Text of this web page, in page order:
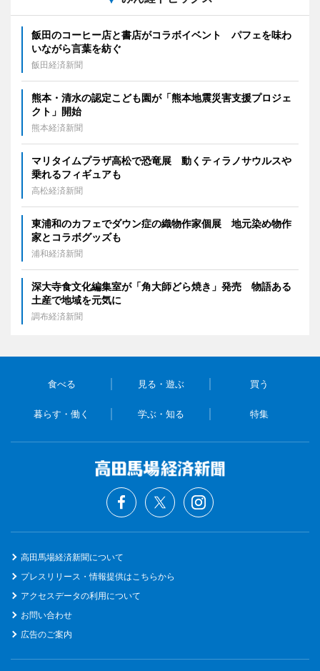
飯田のコーヒー店と書店がコラボイベント パフェを味わ
いながら言葉を紡ぐ
飯田経済新聞
熊本・清水の認定こども園が「熊本地震災害支援プロジェ
クト」開始
熊本経済新聞
マリタイムプラザ高松で恐竜展 動くティラノサウルスや
乗れるフィギュアも
高松経済新聞
東浦和のカフェでダウン症の織物作家個展 地元染め物作
家とコラボグッズも
浦和経済新聞
深大寺食文化編集室が「角大師どら焼き」発売 物語ある
土産で地域を元気に
調布経済新聞
食べる 見る・遊ぶ 買う
暮らす・働く 学ぶ・知る 特集
高田馬場経済新聞について
プレスリリース・情報提供はこちらから
アクセスデータの利用について
お問い合わせ
広告のご案内